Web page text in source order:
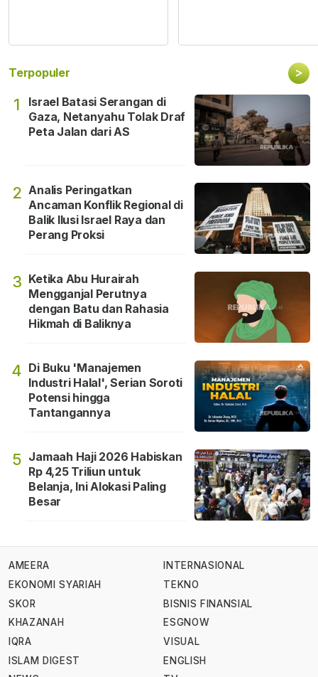
Terpopuler >
1
Israel Batasi Serangan di
Gaza, Netanyahu Tolak Draf
Peta Jalan dari AS
2 Analis Peringatkan
Ancaman Konflik Regional di
Balik Ilusi Israel Raya dan
Perang Proksi
3 Ketika Abu Hurairah
Mengganjal Perutnya
dengan Batu dan Rahasia
Hikmah di Baliknya
4 Di Buku 'Manajemen
Industri Halal', Serian Soroti
Potensi hingga
Tantangannya
5 Jamaah Haji 2026 Habiskan
Rp 4,25 Triliun untuk
Belanja, Ini Alokasi Paling
Besar
AMEERA
EKONOMI SYARIAH
SKOR
KHAZANAH
IQRA
ISLAM DIGEST
INTERNASIONAL
TEKNO
BISNIS FINANSIAL
ESGNOW
VISUAL
ENGLISH